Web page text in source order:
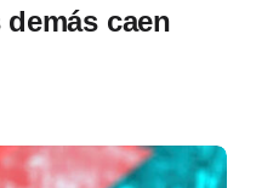
caen